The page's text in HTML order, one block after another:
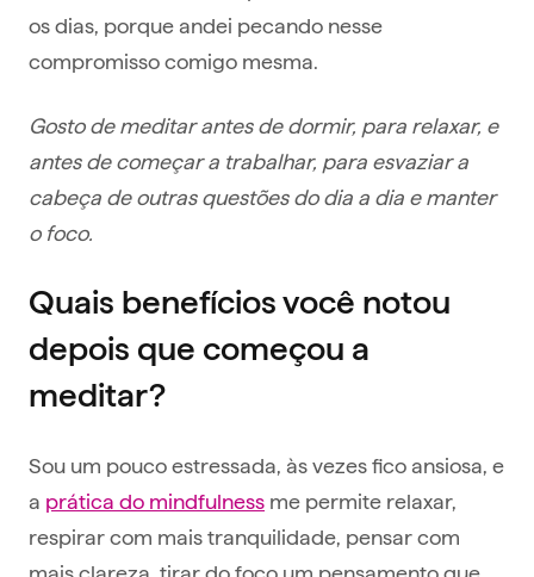
os dias, porque andei pecando nesse
compromisso comigo mesma.
Gosto de meditar antes de dormir, para relaxar, e
antes de começar a trabalhar, para esvaziar a
cabeça de outras questões do dia a dia e manter
o foco.
Quais benefícios você notou
depois que começou a
meditar?
Sou um pouco estressada, às vezes fico ansiosa, e
a prática do mindfulness me permite relaxar,
respirar com mais tranquilidade, pensar com